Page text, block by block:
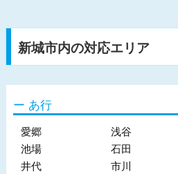
新城市内の対応エリア
あ行
愛郷 浅谷
池場
石田
井代
市川